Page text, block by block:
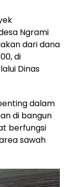
Ngrami
dari dana
di
Dinas
dalam
di bangun
berfungsi
sawah